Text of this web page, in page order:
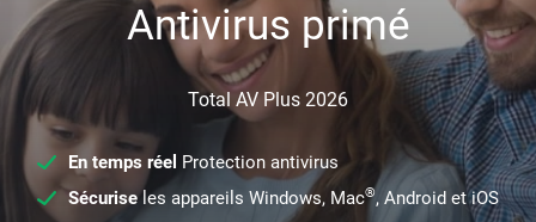
Antivirus primé
Total AV Plus 2026
En temps réel Protection antivirus
Sécuriseles appareils Windows, Mac®, Android et iOS